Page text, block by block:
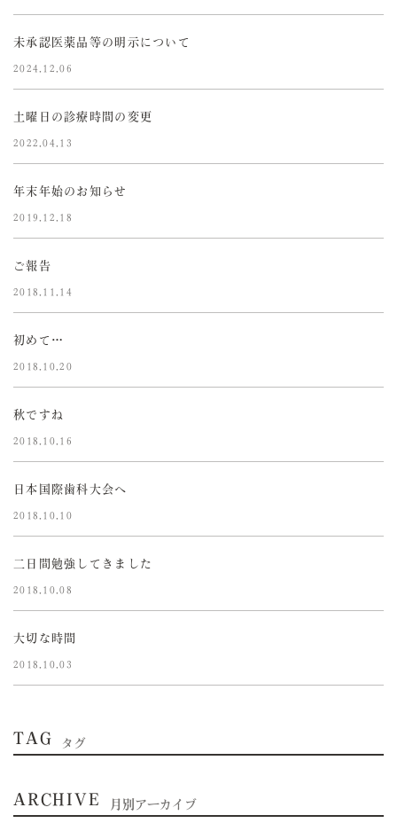
未承認医薬品等の明示について
2024.12.06
土曜日の診療時間の変更
2022.04.13
年末年始のお知らせ
2019.12.18
ご報告
2018.11.14
初めて…
2018.10.20
秋ですね
2018.10.16
日本国際歯科大会へ
2018.10.10
二日間勉強してきました
2018.10.08
大切な時間
2018.10.03
TAG タグ
ARCHIVE 月別アーカイブ